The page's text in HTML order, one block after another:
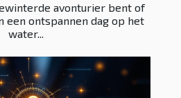
avonturier bent of
een ontspannen dag op het
water...